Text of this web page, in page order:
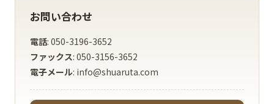
お問い合わせ
電話: 050-3196-3652
ファックス: 050-3156-3652
電子メール: info@shuaruta.com